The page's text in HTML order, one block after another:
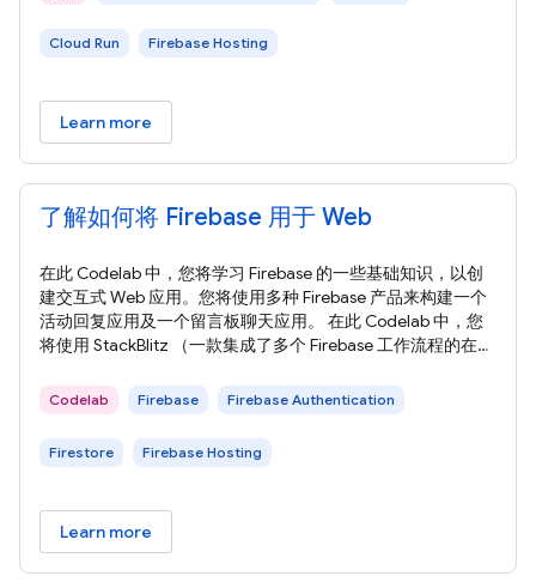
Cloud Run Firebase Hosting
Learn more
了解如何将 Firebase 用于 Web
在此 Codelab 中，您将学习 Firebase 的一些基础知识，以创
建交互式 Web 应用。您将使用多种 Firebase 产品来构建一个
活动回复应用及一个留言板聊天应用。 在此 Codelab 中，您
将使用 StackBlitz （一款集成了多个 Firebase 工作流程的在线
的 StackBlitz 账号。 借助 StackBlitz，您可以与他人共享项
目。拥有您的 StackBlitz
Codelab Firebase Firebase Authentication
Firestore Firebase Hosting
Learn more